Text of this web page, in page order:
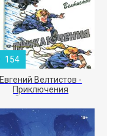
154
Евгений Велтистов -
Приключения
Электроника